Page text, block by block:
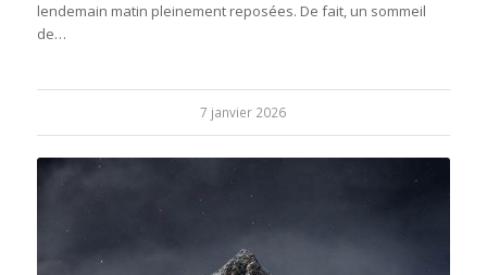
lendemain matin pleinement reposées. De fait, un sommeil
de…
7 janvier 2026